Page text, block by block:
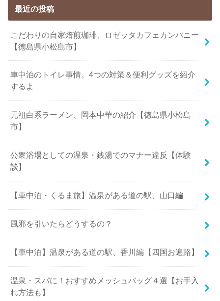
最近の投稿
こだわりの自家焙煎珈琲、ロゼッタカフェカンパニー
【徳島県小松島市】
車中泊のトイレ事情。4つの対策＆便利グッズを紹介
するよ
元祖白系ラーメン、岡本中華の紹介【徳島県小松島
市】
公衆浴場としての温泉・銭湯でのマナー違反【体験
談】
【車中泊・くるま旅】温泉がある道の駅、山口編
風邪を引いたらどうするの？
【車中泊】温泉がある道の駅、香川編【四国お遍路】
温泉・スパに！おすすめメッシュバッグ４選【お手入
れ方法も】